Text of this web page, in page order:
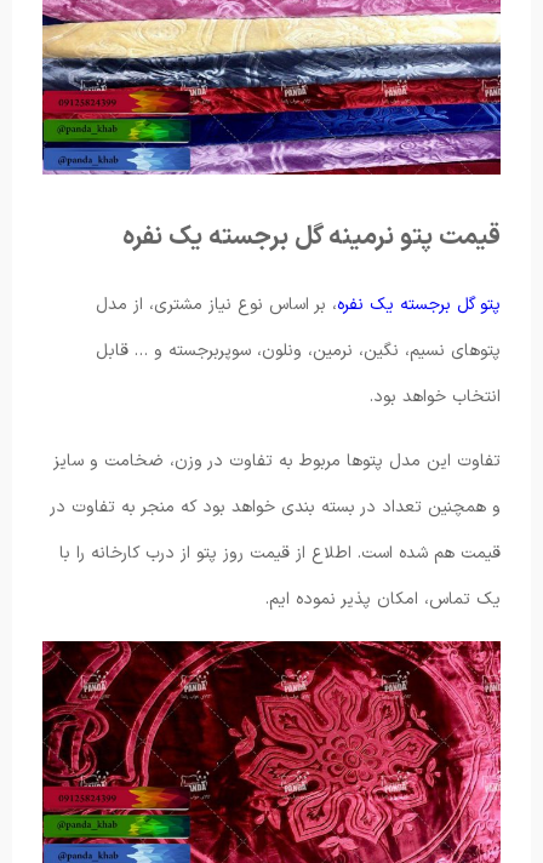
قیمت پتو نرمینه گل برجسته یک نفره
پتو گل برجسته یک نفره، بر اساس نوع نیاز مشتری، از مدل
پتوهای نسیم، نگین، نرمین، ونلون، سوپربرجسته و … قابل
انتخاب خواهد بود.
تفاوت این مدل پتوها مربوط به تفاوت در وزن، ضخامت و سایز
و همچنین تعداد در بسته بندی خواهد بود که منجر به تفاوت در
قیمت هم شده است. اطلاع از قیمت روز پتو از درب کارخانه را با
یک تماس، امکان پذیر نموده ایم.